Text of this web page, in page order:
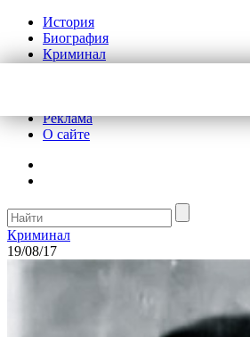
История
Биография
Криминал
Реклама
О сайте
Криминал
19/08/17